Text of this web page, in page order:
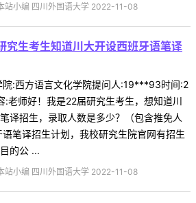
站小编 四川外国语大学 2022-11-08
究生考生知道川大开设西班牙语笔译
院:西方语言文化学院提问人:19***93时间:2
老师好！我是22届研究生考生，想知道川
译招生，录取人数是多少？（包含推免人
笔译招生计划，我校研究生院官网有招生
的公 ...
站小编 四川外国语大学 2022-11-08